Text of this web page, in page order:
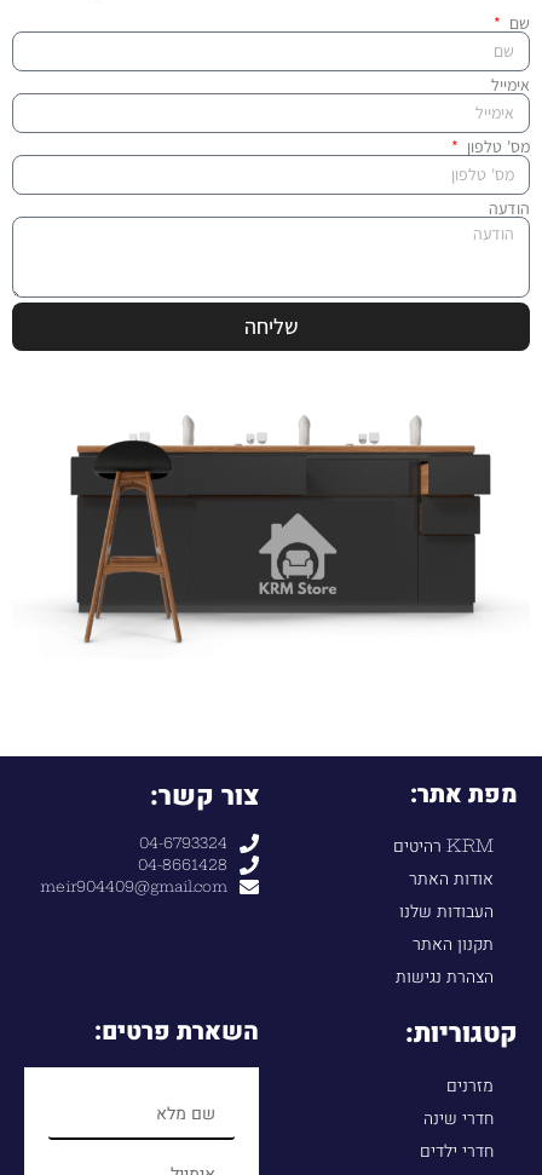
שם
אימייל
מס' טלפון
הודעה
שליחה
מפת אתר:
KRM רהיטים
אודות האתר
העבודות שלנו
תקנון האתר
הצהרת נגישות
צור קשר:
04-6793324
04-8661428
meir904409@gmail.com
קטגוריות:
מזרנים
חדרי שינה
חדרי ילדים
השארת פרטים: